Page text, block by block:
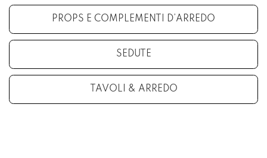
PROPS E COMPLEMENTI D’ARREDO
SEDUTE
TAVOLI & ARREDO